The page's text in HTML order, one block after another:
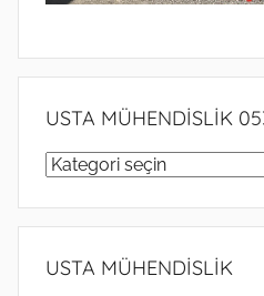
USTA MÜHENDİSLİK
USTA
05323118894
USTA MÜHENDİSLİK